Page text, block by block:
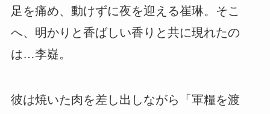
足を痛め、動けずに夜を迎える崔琳。そこ
へ、明かりと香ばしい香りと共に現れたの
は…李嶷。
彼は焼いた肉を差し出しながら「軍糧を渡